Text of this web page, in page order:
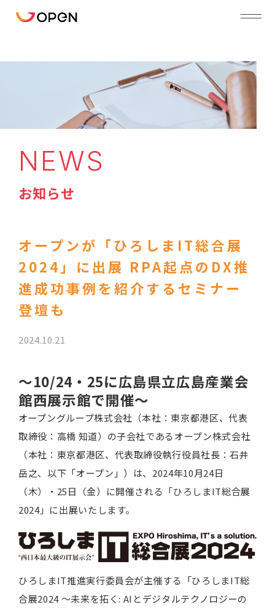
NEWS
お知らせ
オープンが「ひろしまIT総合展
2024」に出展 RPA起点のDX推
進成功事例を紹介するセミナー
登壇も
2024.10.21
～10/24・25に広島県立広島産業会
館西展示館で開催～
オープングループ株式会社（本社：東京都港区、代表
取締役：高橋 知道）の子会社であるオープン株式会社
（本社：東京都港区、代表取締役執行役員社長：石井
岳之、以下「オープン」）は、2024年10月24日
（木）・25日（金）に開催される「ひろしまIT総合展
2024」に出展いたします。
ひろしまIT推進実行委員会が主催する「ひろしまIT総
合展2024 ～未来を拓く: AIとデジタルテクノロジーの